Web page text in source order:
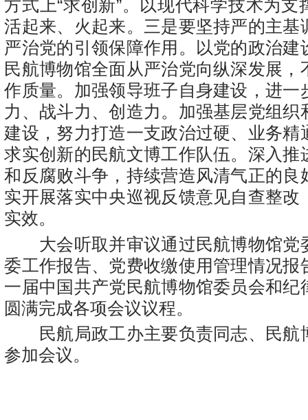
方式上“求创新”。以现代科学技术为支
活起来、火起来。三是要坚持严的主基
严治党的引领保障作用。以党的政治建
民航博物馆全面从严治党向纵深发展，
作质量。加强领导班子自身建设，进一
力、战斗力、创造力。加强基层党组织
建设，努力打造一支政治过硬、业务精
求实创新的民航文博工作队伍。深入推
和反腐败斗争，持续营造风清气正的良
实开展落实中央巡视反馈意见自查整改
实效。
大会听取并审议通过民航博物馆党
委工作报告、党费收缴使用管理情况报
一届中国共产党民航博物馆委员会和纪
圆满完成各项会议议程。
民航局政工办主要负责同志、民航
参加会议。